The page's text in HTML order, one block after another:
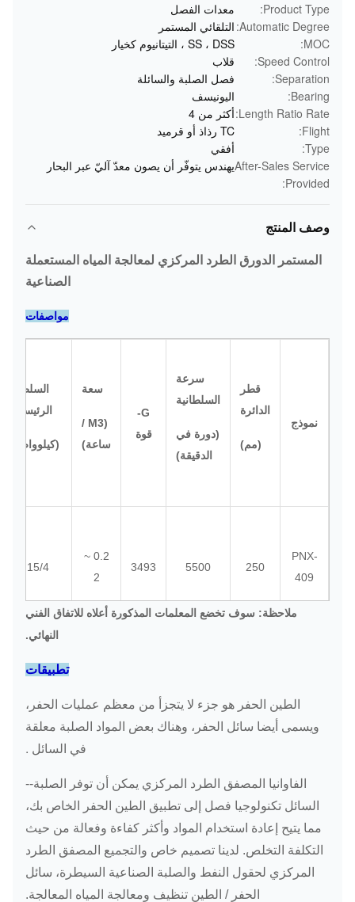
Product Type:
معدات الفصل
Automatic Degree: التلقائي المستمر
MOC:
SS ، DSS ، التيتانيوم كخيار
Speed Control:
قلاب
Separation:
فصل الصلبة والسائلة
Bearing:
اليونيسف
Length Ratio Rate: أكثر من 4
Flight:
TC رذاذ أو قرميد
Type:
أفقي
After-Sales Service
Provided:
يهندس يتوفّر أن يصون معدّ آليّ عبر البحار
وصف المنتج
المستمر الدورق الطرد المركزي لمعالجة المياه المستعملة
الصناعية
مواصفات
نموذج
قطر
الدائرة
(مم)
سرعة
السلطانية
(دورة في
الدقيقة)
G-
قوة
سعة
(M3 /
ساعة)
السلطة
الرئيسية
(كيلوواط)
PNX-
409
250
5500
3493
0.2 ~
2
15/4
414
10
PNX-
416
355
4000
3175
1 ~
15
18.5 / 7.5
ملاحظة: سوف تخضع المعلمات المذكورة أعلاه للاتفاق الفني
النهائي.
تطبيقات
الطين الحفر هو جزء لا يتجزأ من معظم عمليات الحفر،
ويسمى أيضا سائل الحفر، وهناك بعض المواد الصلبة معلقة
في السائل .
الفاوانيا المصفق الطرد المركزي يمكن أن توفر الصلبة--
السائل تكنولوجيا فصل إلى تطبيق الطين الحفر الخاص بك،
مما يتيح إعادة استخدام المواد وأكثر كفاءة وفعالة من حيث
التكلفة التخلص. لدينا تصميم خاص والتجميع المصفق الطرد
المركزي لحقول النفط والصلبة الصناعية السيطرة، سائل
الحفر / الطين تنظيف ومعالجة المياه المعالجة.